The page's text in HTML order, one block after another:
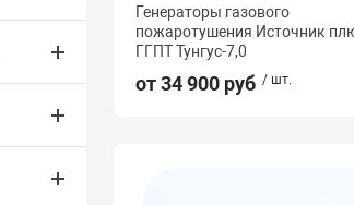
Генераторы газового
пожаротушения Источник
ГГПТ Тунгус-7,0
от 34 900 руб / шт.